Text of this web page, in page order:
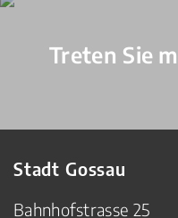
Treten Sie
Stadt Gossau
Bahnhofstrasse 25